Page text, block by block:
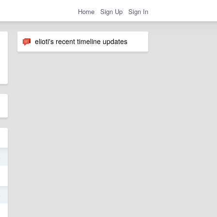
Home Sign Up Sign In
elioti's recent timeline updates